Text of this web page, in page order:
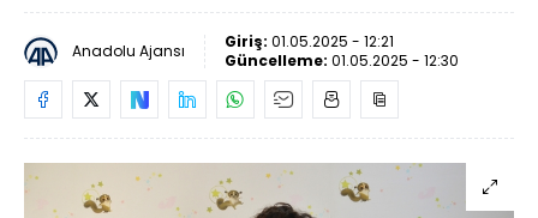
Anadolu Ajansı Giriş: 01.05.2025 - 12:21
Güncelleme: 01.05.2025 - 12:30